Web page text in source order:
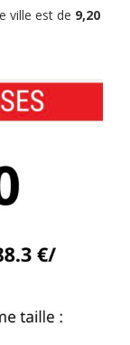
ville est de 9,20